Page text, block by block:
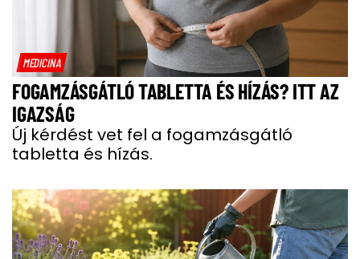
MEDICINA
FOGAMZÁSGÁTLÓ TABLETTA ÉS HÍZÁS? ITT AZ
IGAZSÁG
Új kérdést vet fel a fogamzásgátló
tabletta és hízás.